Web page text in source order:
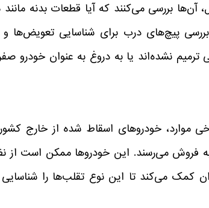
آن‌ها بررسی می‌کنند که آیا قطعات بدنه
پیچ‌های درب برای شناسایی تعویض‌ها
نشده‌اند یا به دروغ به عنوان خودرو
موارد، خودروهای اسقاط شده از خارج
به فروش می‌رسند. این خودروها ممکن است از
کمک می‌کند تا این نوع تقلب‌ها را